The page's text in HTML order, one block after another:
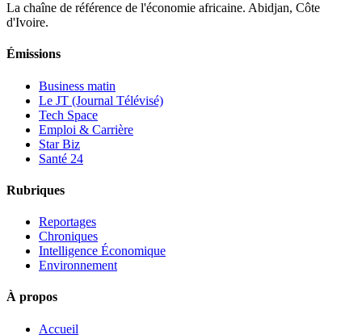
La chaîne de référence de l'économie africaine. Abidjan, Côte
d'Ivoire.
Émissions
Business matin
Le JT (Journal Télévisé)
Tech Space
Emploi & Carrière
Star Biz
Santé 24
Rubriques
Reportages
Chroniques
Intelligence Économique
Environnement
À propos
Accueil